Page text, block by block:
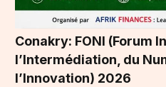
Conakry: FONI (Forum
l’Intermédiation, du
l’Innovation) 2026